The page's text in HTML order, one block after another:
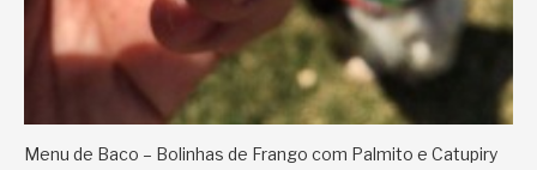
Menu de Baco – Bolinhas de Frango com Palmito e Catupiry